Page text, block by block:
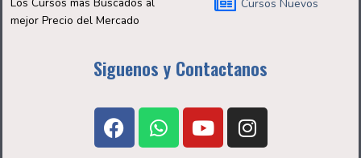
mejor Precio del Mercado
Cursos Nuevos
Siguenos y Contactanos
F
a
W
h
Y
o
I
n